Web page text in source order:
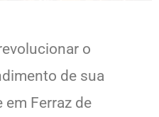
o
de sua
em Ferraz de